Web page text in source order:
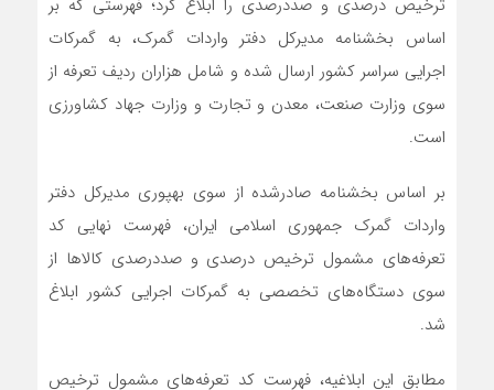
اساس بخشنامه مدیرکل دفتر واردات گمرک، به گمرکات
اجرایی سراسر کشور ارسال شده و شامل هزاران ردیف تعرفه از
سوی وزارت صنعت، معدن و تجارت و وزارت جهاد کشاورزی
است.
بر اساس بخشنامه صادرشده از سوی بهپوری مدیرکل دفتر
واردات گمرک جمهوری اسلامی ایران، فهرست نهایی کد
تعرفه‌های مشمول ترخیص درصدی و صددرصدی کالاها از
سوی دستگاه‌های تخصصی به گمرکات اجرایی کشور ابلاغ
شد.
مطابق این ابلاغیه، فهرست کد تعرفه‌های مشمول ترخیص